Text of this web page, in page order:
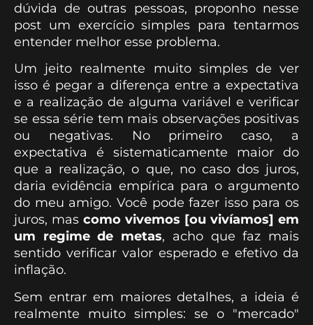
dúvida de outras pessoas, proponho nesse
post um exercício simples para tentarmos
entender melhor esse problema.
Um jeito realmente muito simples de ver
isso é pegar a diferença entre a expectativa
e a realização de alguma variável e verificar
se essa série tem mais observações positivas
ou negativas. No primeiro caso, a
expectativa é sistematicamente maior do
que a realização, o que, no caso dos juros,
daria evidência empírica para o argumento
do meu amigo. Você pode fazer isso para os
juros, mas como vivemos [ou vivíamos] em
um regime de metas, acho que faz mais
sentido verificar valor esperado e efetivo da
inflação.
Sem entrar em maiores detalhes, a ideia é
realmente muito simples: se o "mercado"